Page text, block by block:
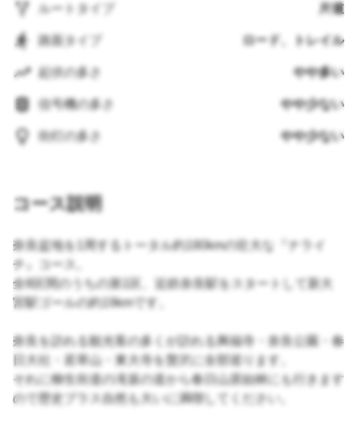
ルートタイプ 片道
路面タイプ ロード、トレイル
起伏の多さ やや多い
信号機の多さ やや少ない
街灯の多さ やや少ない
コース説明
奈良盆地を1周するトータル約180kmの壮大な『ナライ
チ』コース。
全8区間のうちの第1区、近鉄奈良駅をスタートして新大
宮駅ゴールの約19kmです。
奈良を訪れる観光客の多くが訪れる興福寺・奈良公園・春
日大社・若草山・東大寺を贅沢に全部巡ります。
それに柳生街道の滝坂の道から春日山原始林にも行きます
ので歴史プラス自然も大いに満喫してください。